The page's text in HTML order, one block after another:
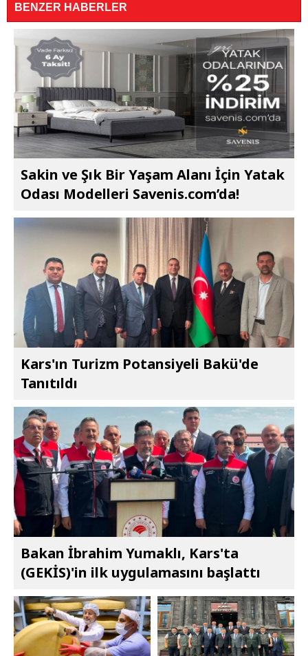
BENZER HABERLER
Sakin ve Şık Bir Yaşam Alanı İçin Yatak
Odası Modelleri Savenis.com’da!
Kars'ın Turizm Potansiyeli Bakü'de
Tanıtıldı
Bakan İbrahim Yumaklı, Kars'ta
(GEKİS)'in ilk uygulamasını başlattı